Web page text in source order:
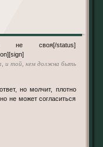
и той, кем должна быть
но молчит, плотно
не может согласиться